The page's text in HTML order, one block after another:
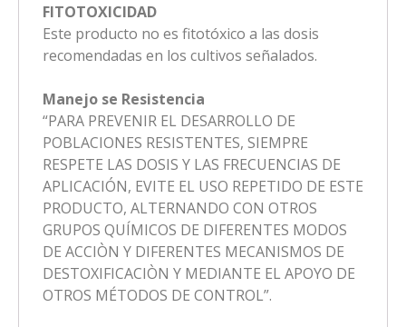
FITOTOXICIDAD
Este producto no es fitotóxico a las dosis
recomendadas en los cultivos señalados.
Manejo se Resistencia
“PARA PREVENIR EL DESARROLLO DE
POBLACIONES RESISTENTES, SIEMPRE
RESPETE LAS DOSIS Y LAS FRECUENCIAS DE
APLICACIÓN, EVITE EL USO REPETIDO DE ESTE
PRODUCTO, ALTERNANDO CON OTROS
GRUPOS QUÍMICOS DE DIFERENTES MODOS
DE ACCIÒN Y DIFERENTES MECANISMOS DE
DESTOXIFICACIÒN Y MEDIANTE EL APOYO DE
OTROS MÉTODOS DE CONTROL”.